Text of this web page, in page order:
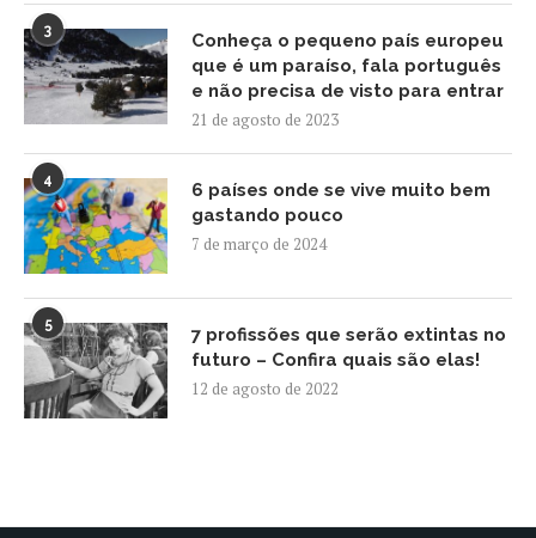
3
Conheça o pequeno país europeu
que é um paraíso, fala português
e não precisa de visto para entrar
21 de agosto de 2023
4
6 países onde se vive muito bem
gastando pouco
7 de março de 2024
5
7 profissões que serão extintas no
futuro – Confira quais são elas!
12 de agosto de 2022